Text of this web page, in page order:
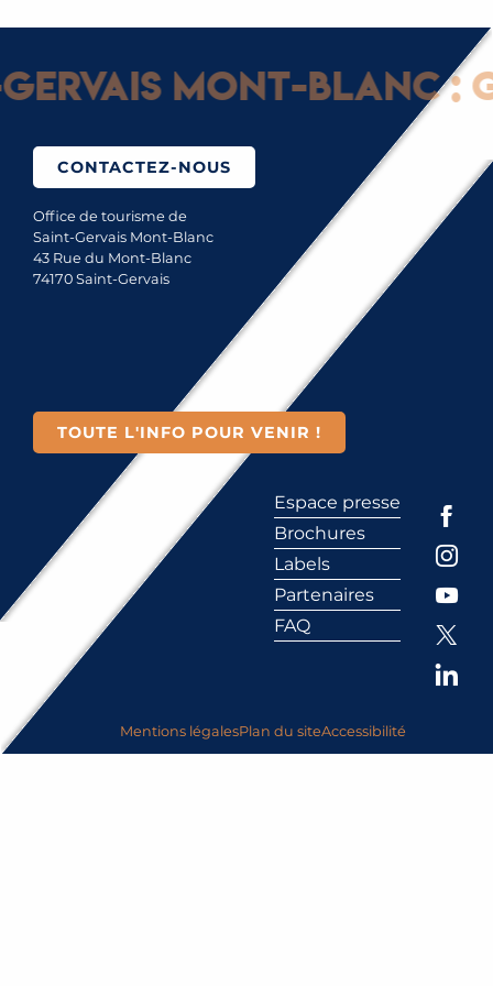
Mont-Blanc :
CONTACTEZ-NOUS
Office de tourisme de
Saint-Gervais Mont-Blanc
43 Rue du Mont-Blanc
74170 Saint-Gervais
TOUTE L'INFO POUR VENIR !
Espace presse
Brochures
Labels
Partenaires
FAQ
Mentions légalesPlan du siteAccessibilité